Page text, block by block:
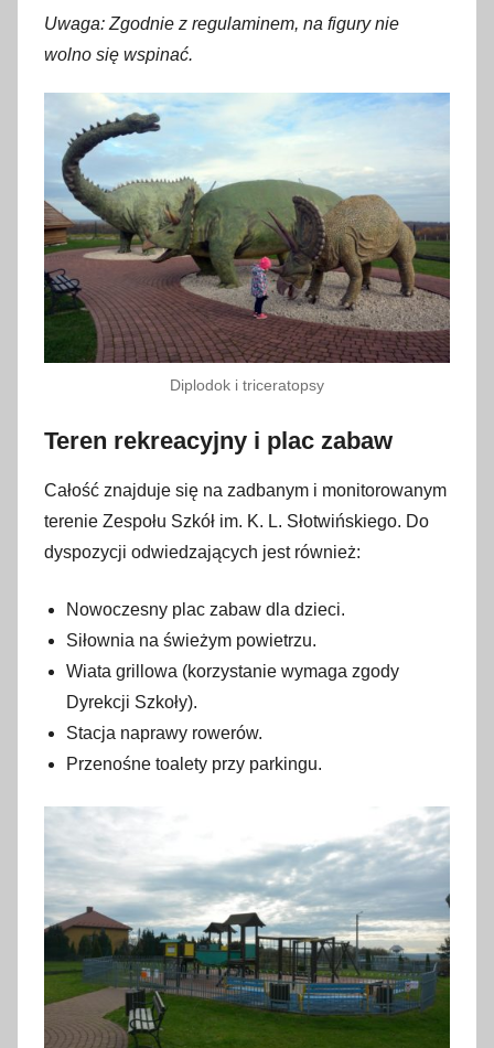
Uwaga: Zgodnie z regulaminem, na figury nie
wolno się wspinać.
Diplodok i triceratopsy
Teren rekreacyjny i plac zabaw
Całość znajduje się na zadbanym i monitorowanym
terenie Zespołu Szkół im. K. L. Słotwińskiego. Do
dyspozycji odwiedzających jest również:
Nowoczesny plac zabaw dla dzieci.
Siłownia na świeżym powietrzu.
Wiata grillowa (korzystanie wymaga zgody
Dyrekcji Szkoły).
Stacja naprawy rowerów.
Przenośne toalety przy parkingu.